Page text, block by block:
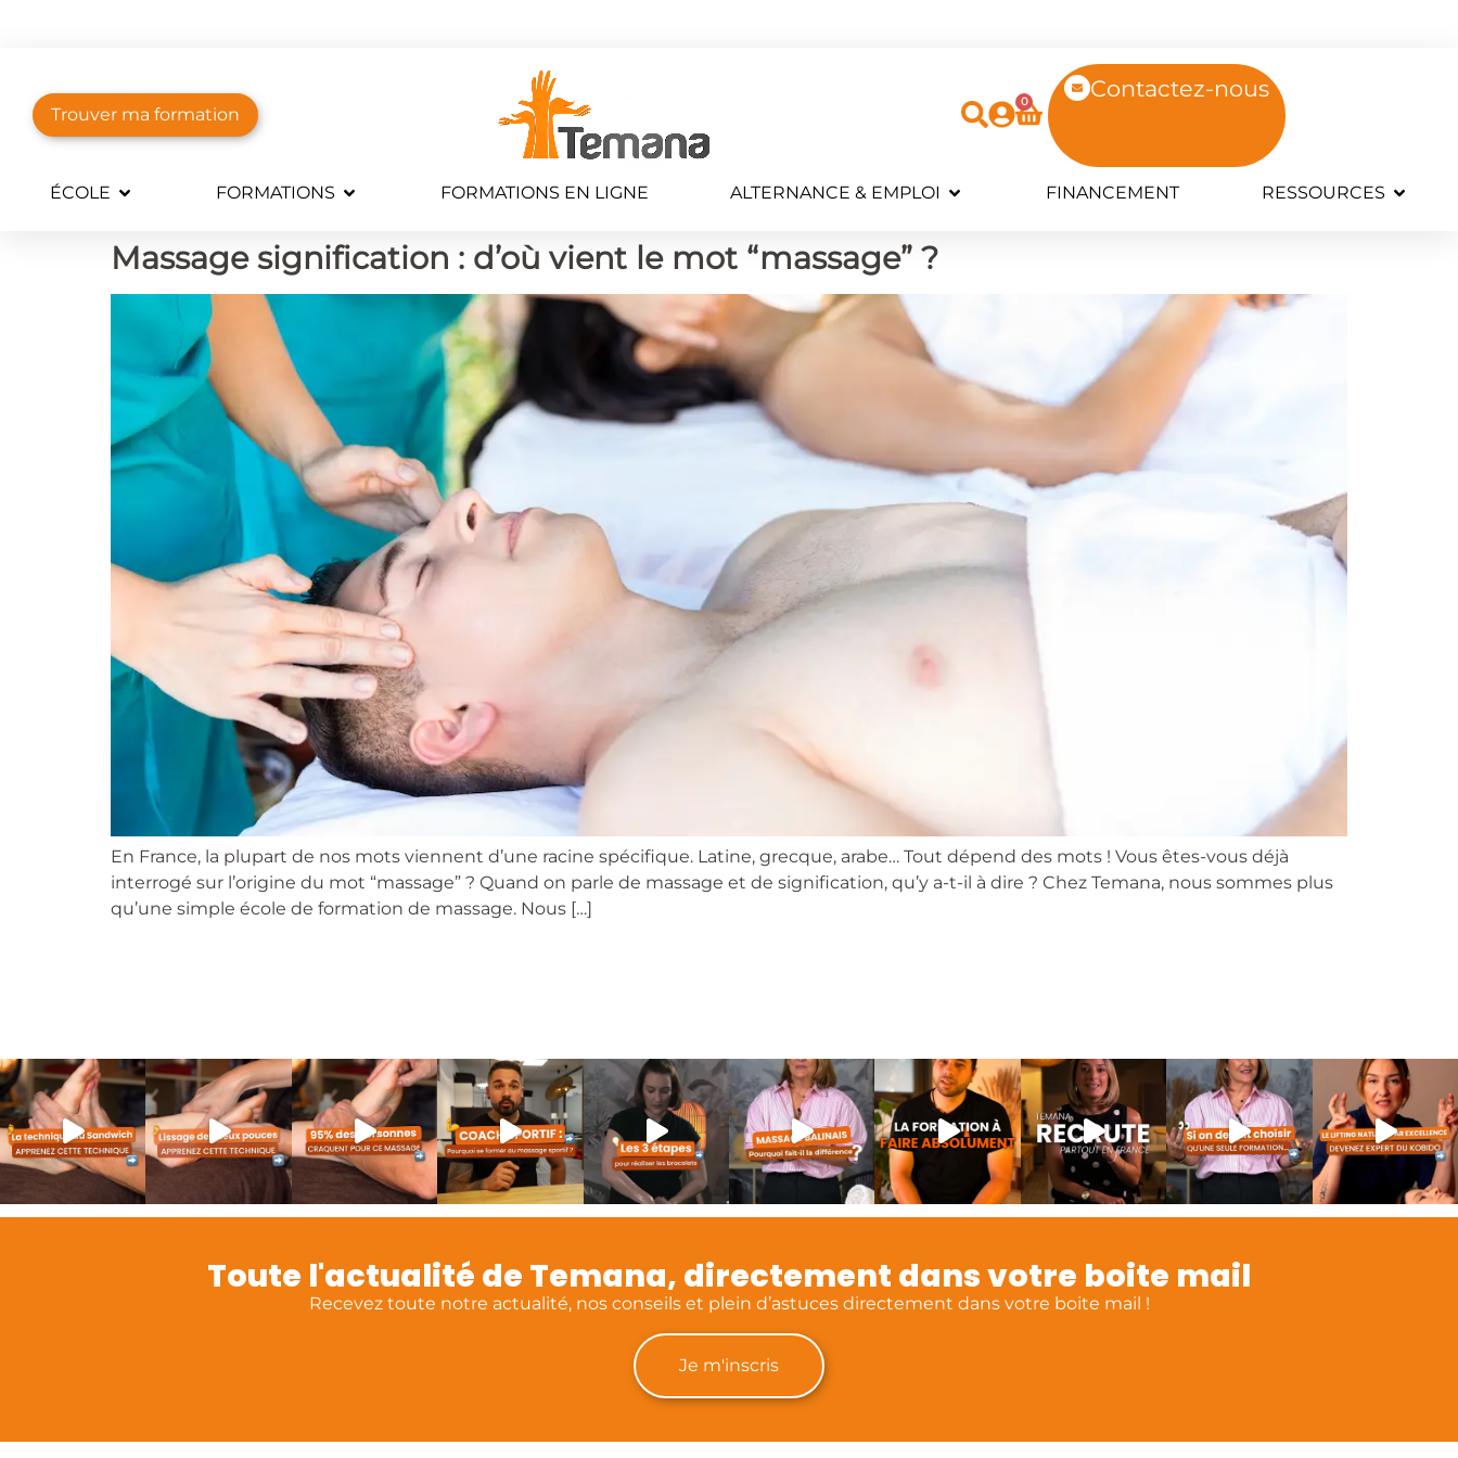
Trouver ma formation
0 Contactez-nous
ÉCOLE FORMATIONS FORMATIONS EN LIGNE ALTERNANCE & EMPLOI FINANCEMENT RESSOURCES
Massage signification : d’où vient le mot “massage” ?
En France, la plupart de nos mots viennent d’une racine spécifique. Latine, grecque, arabe… Tout dépend des mots ! Vous êtes-vous déjà
interrogé sur l’origine du mot “massage” ? Quand on parle de massage et de signification, qu’y a-t-il à dire ? Chez Temana, nous sommes plus
qu’une simple école de formation de massage. Nous […]
Toute l'actualité de Temana, directement dans votre boite mail
Recevez toute notre actualité, nos conseils et plein d’astuces directement dans votre boite mail !
Je m'inscris